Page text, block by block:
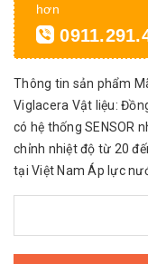
hơn
Thông tin sản phẩm
Viglacera Vật liệu:
có hệ thống SENSOR
chỉnh nhiệt độ từ 20
tại Việt Nam Áp lực